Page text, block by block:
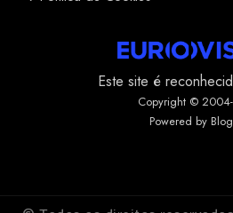
Este site é
Copyright ©
Powered by